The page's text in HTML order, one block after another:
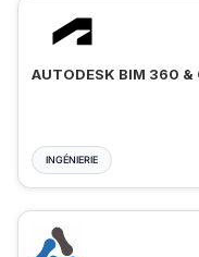
AUTODESK BIM 360 &
INGÉNIERIE